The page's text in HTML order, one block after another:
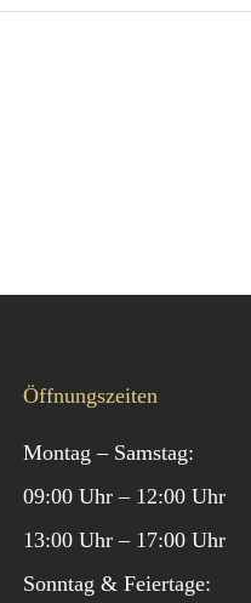
Öffnungszeiten
Montag – Samstag:
09:00 Uhr – 12:00 Uhr
13:00 Uhr – 17:00 Uhr
Sonntag & Feiertage: